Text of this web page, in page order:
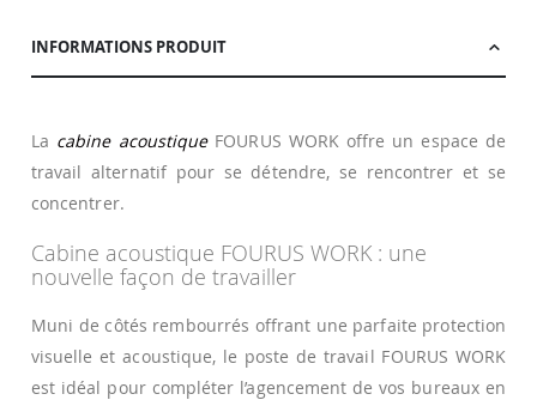
INFORMATIONS PRODUIT
La cabine acoustiqueFOURUS WORK offre un espace de
travail alternatif pour se détendre, se rencontrer et se
concentrer.
Cabine acoustique FOURUS WORK : une
nouvelle façon de travailler
Muni de côtés rembourrés offrant une parfaite protection
visuelle et acoustique, le poste de travail FOURUS WORK
est idéal pour compléter l’agencement de vos bureaux en